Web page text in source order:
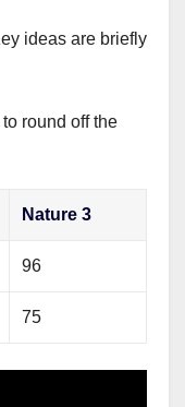
ideas are briefly
round off the
Nature 3
96
75